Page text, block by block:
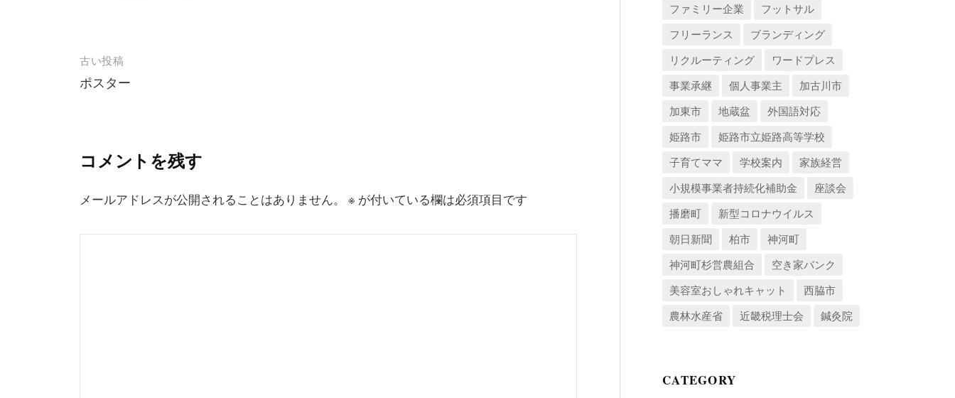
投
稿
ビ
ー
シ
古い投稿
ポスター
コメントを残す
メールアドレスが公開されることはありません。 ※ が付いている欄は必須項目です
ファミリー企業
フットサル
フリーランス
ブランディング
リクルーティング
ワードプレス
事業承継
個人事業主
加古川市
加東市
地蔵盆
外国語対応
姫路市
姫路市立姫路高等学校
子育てママ
学校案内
家族経営
小規模事業者持続化補助金
座談会
播磨町
新型コロナウイルス
朝日新聞
柏市
神河町
神河町杉営農組合
空き家バンク
美容室おしゃれキャット
西脇市
農林水産省
近畿税理士会 鍼灸院
CATEGORY